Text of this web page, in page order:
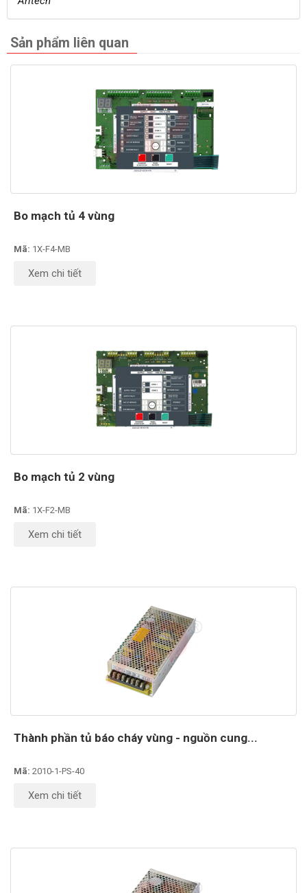
Sản phẩm liên quan
Bo mạch tủ 4 vùng
Mã: 1X-F4-MB
Xem chi tiết
Bo mạch tủ 2 vùng
Mã: 1X-F2-MB
Xem chi tiết
Thành phần tủ báo cháy vùng - nguồn cung...
Mã: 2010-1-PS-40
Xem chi tiết